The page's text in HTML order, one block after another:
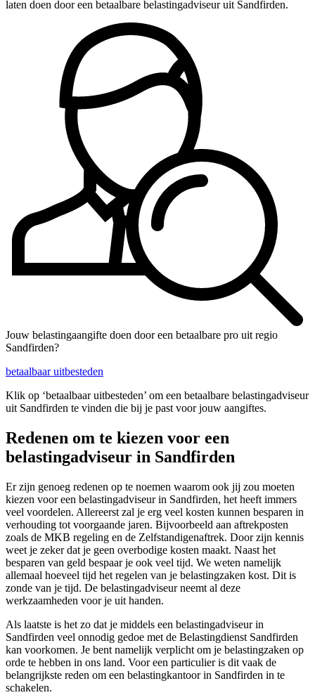
laten doen door een betaalbare belastingadviseur uit Sandfirden.
Jouw belastingaangifte doen door een betaalbare pro uit regio
Sandfirden?
betaalbaar uitbesteden
Klik op ‘betaalbaar uitbesteden’ om een betaalbare belastingadviseur
uit Sandfirden te vinden die bij je past voor jouw aangiftes.
Redenen om te kiezen voor een
belastingadviseur in Sandfirden
Er zijn genoeg redenen op te noemen waarom ook jij zou moeten
kiezen voor een belastingadviseur in Sandfirden, het heeft immers
veel voordelen. Allereerst zal je erg veel kosten kunnen besparen in
verhouding tot voorgaande jaren. Bijvoorbeeld aan aftrekposten
zoals de MKB regeling en de Zelfstandigenaftrek. Door zijn kennis
weet je zeker dat je geen overbodige kosten maakt. Naast het
besparen van geld bespaar je ook veel tijd. We weten namelijk
allemaal hoeveel tijd het regelen van je belastingzaken kost. Dit is
zonde van je tijd. De belastingadviseur neemt al deze
werkzaamheden voor je uit handen.
Als laatste is het zo dat je middels een belastingadviseur in
Sandfirden veel onnodig gedoe met de Belastingdienst Sandfirden
kan voorkomen. Je bent namelijk verplicht om je belastingzaken op
orde te hebben in ons land. Voor een particulier is dit vaak de
belangrijkste reden om een belastingkantoor in Sandfirden in te
schakelen.